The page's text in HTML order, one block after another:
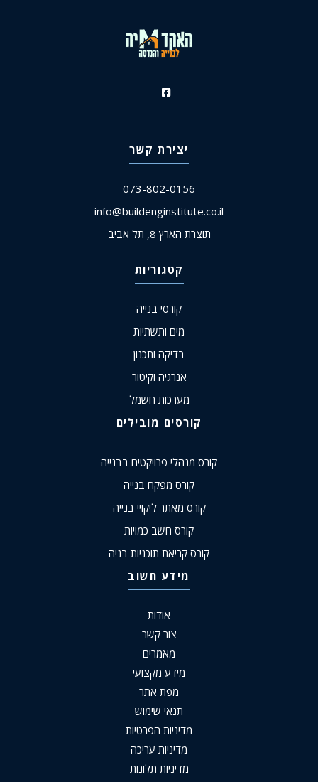
יצירת קשר
073-802-0156
info@buildenginstitute.co.il
תוצרת הארץ 8, תל אביב
קטגוריות
קורסי בנייה
מים ותשתיות
בדיקה ותכנון
אנרגיה וקיטור
מערכות חשמל
קורסים מובילים
קורס מנהלי פרויקטים בבנייה
קורס מפקח בנייה
קורס מאתר ליקויי בנייה
קורס חשב כמויות
קורס קריאת תוכניות בניה
מידע חשוב
אודות
צור קשר
מאמרים
מידע מקצועי
מפת אתר
תנאי שימוש
מדיניות הפרטיות
מדיניות עריכה
מדיניות תלונות